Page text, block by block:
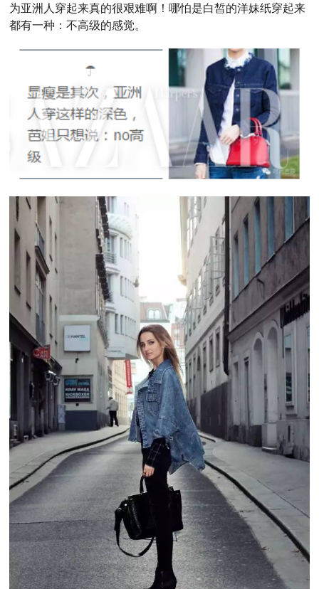
为亚洲人穿起来真的很艰难啊！哪怕是白皙的洋妹纸穿起来
都有一种：不高级的感觉。